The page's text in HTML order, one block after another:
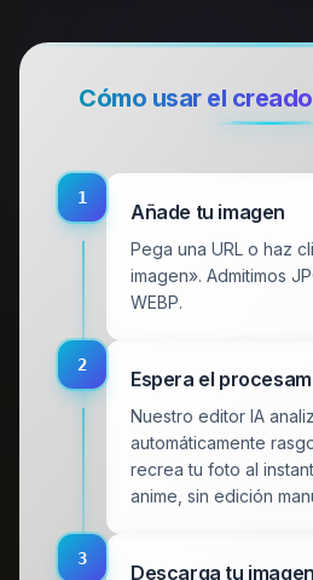
Cómo usar el
1
Añade tu imagen
Pega una URL o haz
imagen». Admitimos
WEBP.
2
Espera el
Nuestro editor IA
automáticamente
recrea tu foto al
anime, sin edición
3
Descarga tu imagen